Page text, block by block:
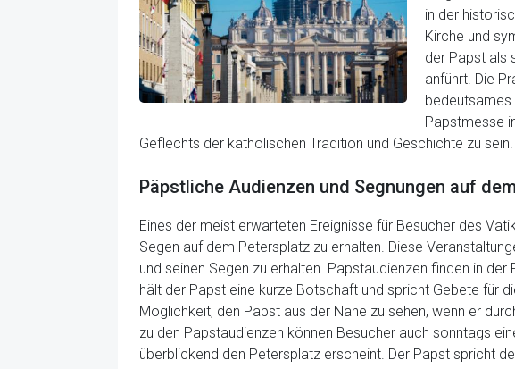
in der
Kirche und
der Papst als
anführt. Die
bedeutsames
Papstmesse
Geflechts der katholischen Tradition und Geschichte zu sein.
Päpstliche Audienzen und Segnungen auf
Eines der meist erwarteten Ereignisse für Besucher des
Segen auf dem Petersplatz zu erhalten. Diese
und seinen Segen zu erhalten. Papstaudienzen finden in
hält der Papst eine kurze Botschaft und spricht Gebete für
Möglichkeit, den Papst aus der Nähe zu sehen, wenn er
zu den Papstaudienzen können Besucher auch sonntags
überblickend den Petersplatz erscheint. Der Papst spricht